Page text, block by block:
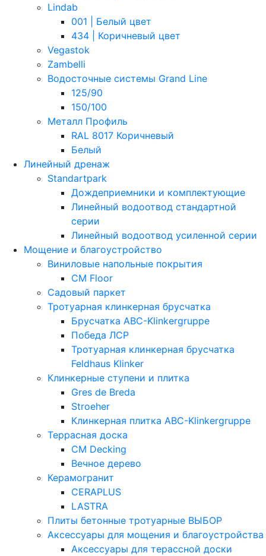
Lindab
001 | Белый цвет
434 | Коричневый цвет
Vegastok
Zambelli
Водосточные системы Grand Line
125/90
150/100
Металл Профиль
RAL 8017 Коричневый
Белый
Линейный дренаж
Standartpark
Дождеприемники и комплектующие
Линейный водоотвод стандартной
серии
Линейный водоотвод усиленной серии
Мощение и благоустройство
Виниловые напольные покрытия
CM Floor
Садовый паркет
Тротуарная клинкерная брусчатка
Брусчатка АВС-Klinkergruppe
Победа ЛСР
Тротуарная клинкерная брусчатка
Feldhaus Klinker
Клинкерные ступени и плитка
Gres de Breda
Stroeher
Клинкерная плитка ABC-Klinkergruppe
Террасная доска
CM Decking
Вечное дерево
Керамогранит
CERAPLUS
LASTRA
Плиты бетонные тротуарные ВЫБОР
Аксессуары для мощения и благоустройства
Аксессуары для терассной доски